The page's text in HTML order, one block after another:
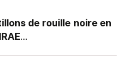
de rouille noire en
...